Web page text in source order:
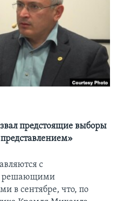
предстоящие выборы
с
решающими
в сентябре, что, по